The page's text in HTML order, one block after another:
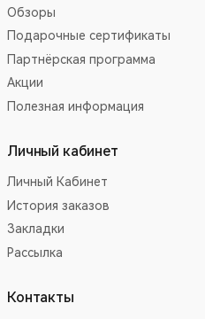
Обзоры
Подарочные сертификаты
Партнёрская программа
Акции
Полезная информация
Личный кабинет
Личный Кабинет
История заказов
Закладки
Рассылка
Контакты